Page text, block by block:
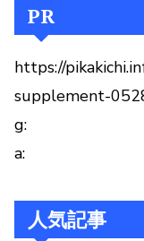
PR
https://
supplement-
g:
a:
人気記事